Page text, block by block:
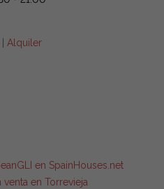
Alquiler
venta en Torrevieja